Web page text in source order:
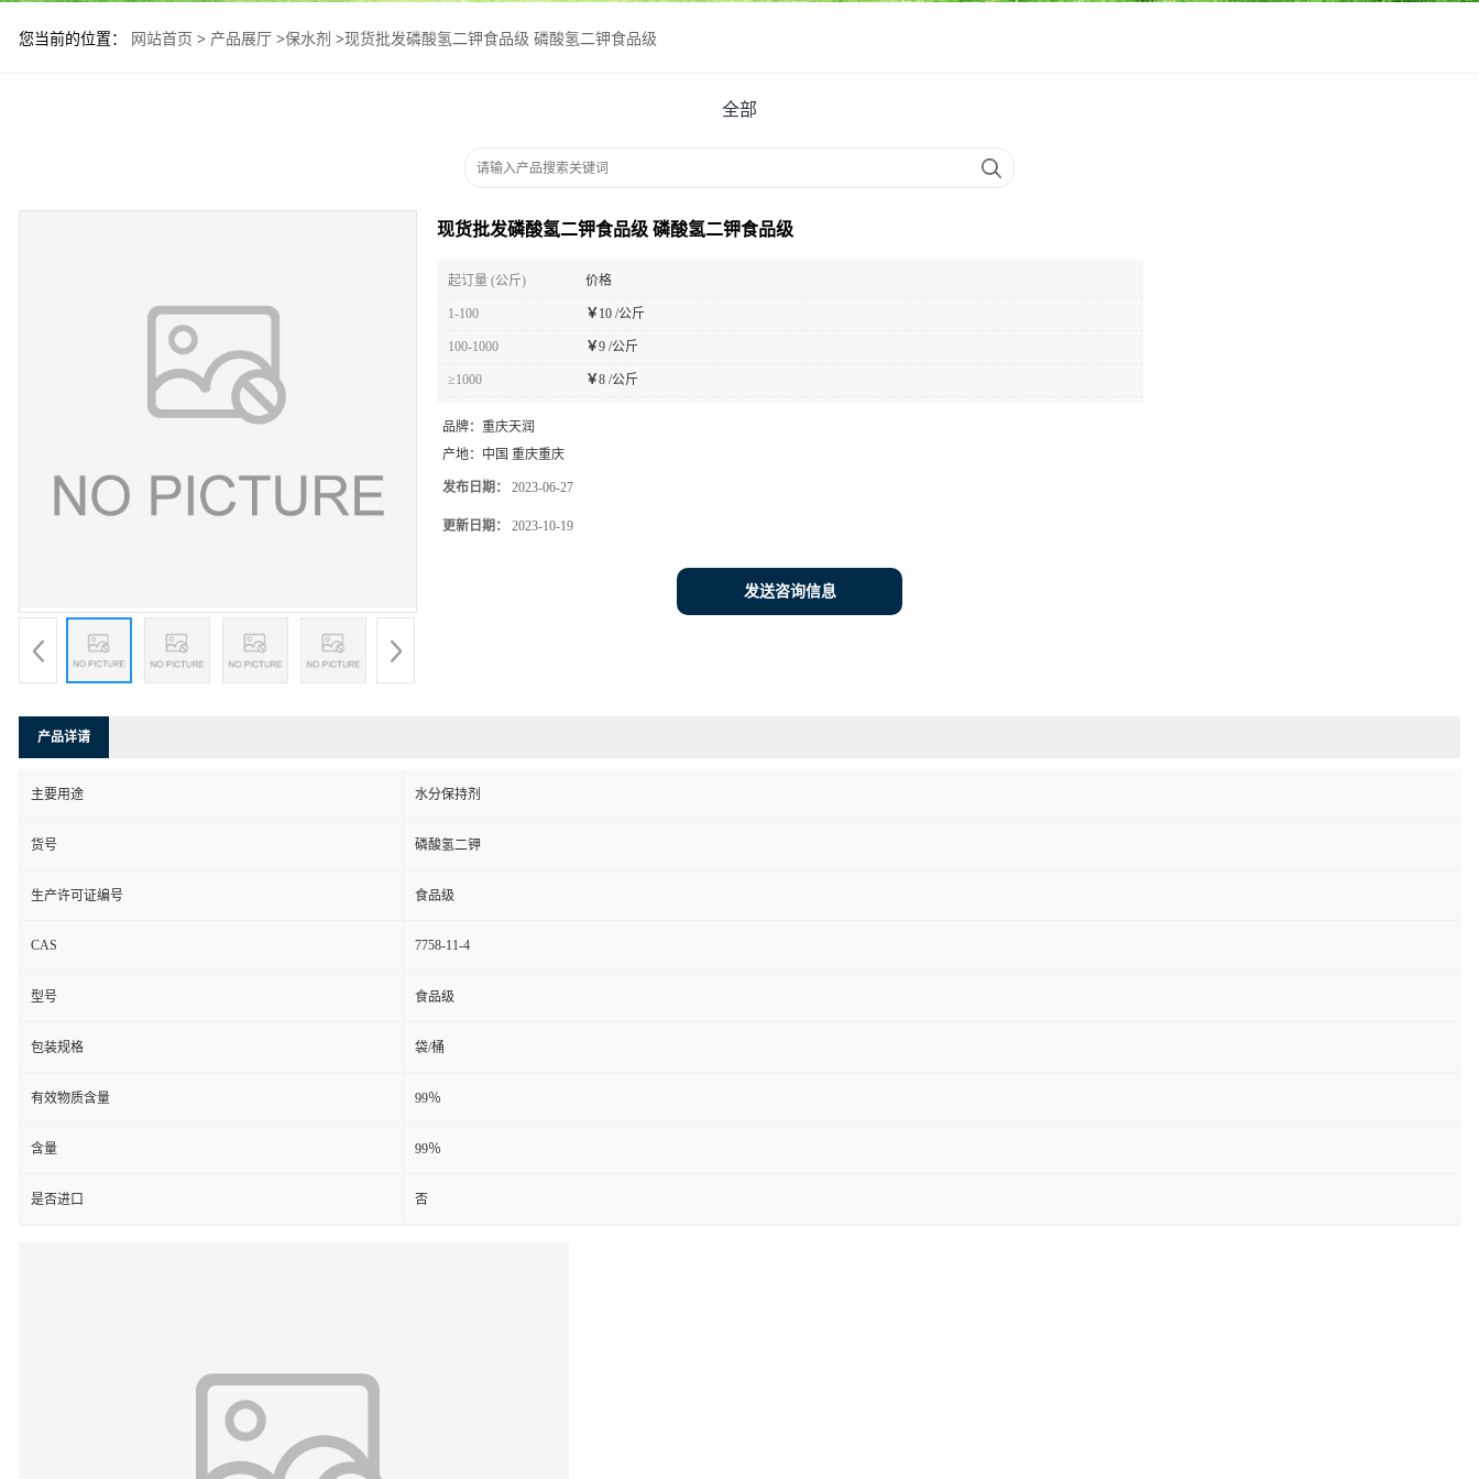
您当前的位置： 网站首页 > 产品展厅 >保水剂 >现货批发磷酸氢二钾食品级 磷酸氢二钾食品级
全部
现货批发磷酸氢二钾食品级 磷酸氢二钾食品级
起订量 (公斤) 价格
1-100 ￥ 10 /公斤
100-1000 ￥9 /公斤
≥1000 ￥8 /公斤
品牌： 重庆天润
产地： 中国 重庆重庆
发布日期： 2023-06-27
更新日期： 2023-10-19
发送咨询信息
产品详请
主要用途 水分保持剂
货号 磷酸氢二钾
生产许可证编号 食品级
CAS 7758-11-4
型号 食品级
包装规格 袋/桶
有效物质含量 99％
含量 99％
是否进口 否